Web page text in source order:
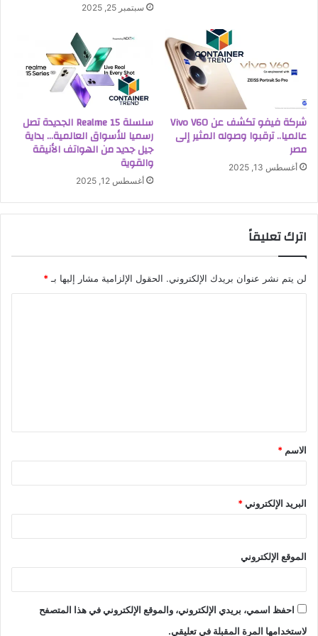
سبتمبر 25, 2025
شركة فيفو تكشف عن Vivo V60
عالميا.. ترقبوا وصوله المثير إلى
مصر
أغسطس 13, 2025
سلسلة Realme 15 الجديدة تصل
رسميا للأسواق العالمية… بداية
جيل جديد من الهواتف الأنيقة
والقوية
أغسطس 12, 2025
اترك تعليقاً
لن يتم نشر عنوان بريدك الإلكتروني. الحقول الإلزامية مشار إليها بـ *
ق
*
الاسم *
البريد الإلكتروني*
الموقع الإلكتروني
احفظ اسمي، بريدي الإلكتروني، والموقع الإلكتروني في هذا المتصفح
لاستخدامها المرة المقبلة في تعليقي.